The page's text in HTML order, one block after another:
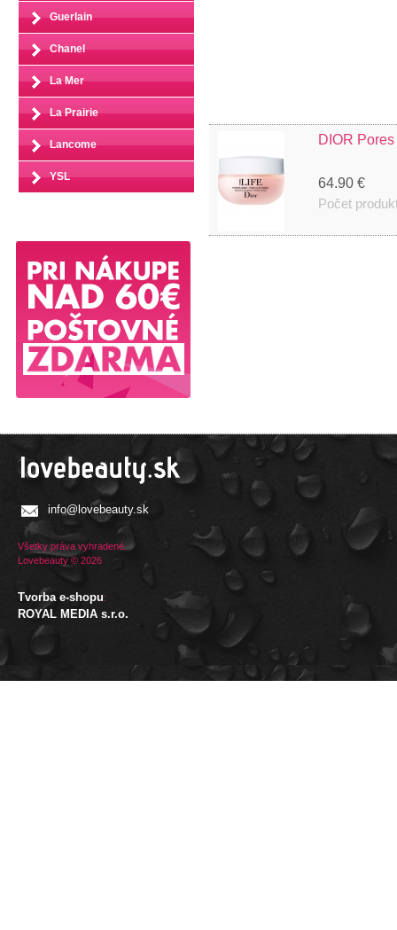
Guerlain
Chanel
La Mer
La Prairie
Lancome
YSL
DIOR
64.90 €
Počet
info@lovebeauty.sk
Všetky práva vyhradené.
Lovebeauty © 2026
Tvorba e-shopu:
ROYAL MEDIA s.r.o.